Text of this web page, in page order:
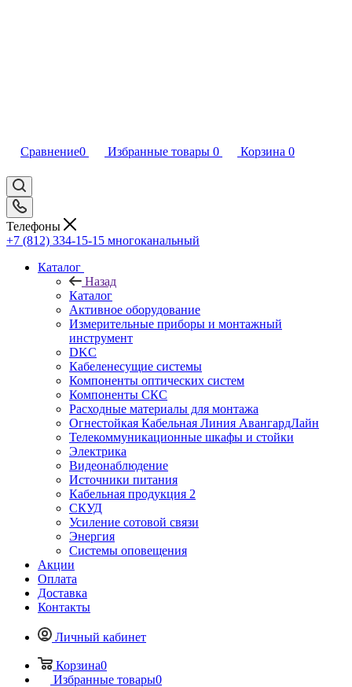
Сравнение0 Избранные товары 0 Корзина 0
Телефоны
+7 (812) 334-15-15 многоканальный
Каталог
Назад
Каталог
Активное оборудование
Измерительные приборы и монтажный
инструмент
DKC
Кабеленесущие системы
Компоненты оптических систем
Компоненты СКС
Расходные материалы для монтажа
Огнестойкая Кабельная Линия АвангардЛайн
Телекоммуникационные шкафы и стойки
Электрика
Видеонаблюдение
Источники питания
Кабельная продукция 2
СКУД
Усиление сотовой связи
Энергия
Системы оповещения
Акции
Оплата
Доставка
Контакты
Личный кабинет
Корзина0
Избранные товары0